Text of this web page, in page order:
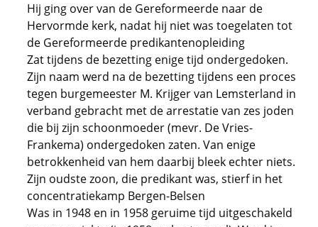
Hij ging over van de Gereformeerde naar de
Hervormde kerk, nadat hij niet was toegelaten tot
de Gereformeerde predikantenopleiding
Zat tijdens de bezetting enige tijd ondergedoken.
Zijn naam werd na de bezetting tijdens een proces
tegen burgemeester M. Krijger van Lemsterland in
verband gebracht met de arrestatie van zes joden
die bij zijn schoonmoeder (mevr. De Vries-
Frankema) ondergedoken zaten. Van enige
betrokkenheid van hem daarbij bleek echter niets.
Zijn oudste zoon, die predikant was, stierf in het
concentratiekamp Bergen-Belsen
Was in 1948 en in 1958 geruime tijd uitgeschakeld